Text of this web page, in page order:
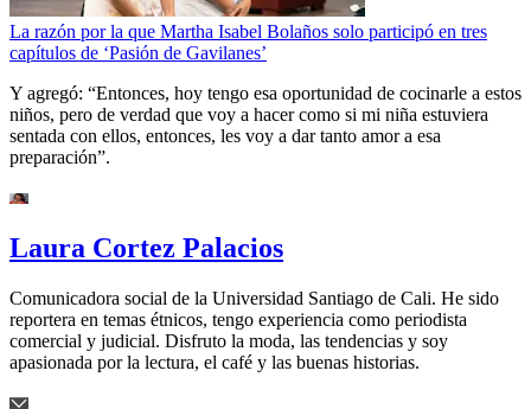
La razón por la que Martha Isabel Bolaños solo participó en tres
capítulos de ‘Pasión de Gavilanes’
Y agregó: “Entonces, hoy tengo esa oportunidad de cocinarle a estos
niños, pero de verdad que voy a hacer como si mi niña estuviera
sentada con ellos, entonces, les voy a dar tanto amor a esa
preparación”.
Laura Cortez Palacios
Comunicadora social de la Universidad Santiago de Cali. He sido
reportera en temas étnicos, tengo experiencia como periodista
comercial y judicial. Disfruto la moda, las tendencias y soy
apasionada por la lectura, el café y las buenas historias.